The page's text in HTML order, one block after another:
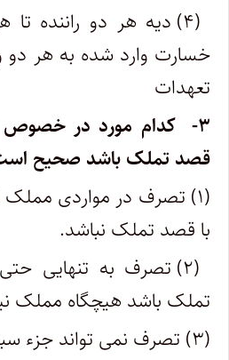
(۴) دیه هر دو راننده
خسارت وارد شده به هر دو
تعهدات
۳- کدام مورد در خصوص
قصد تملک باشد صحیح
(۱) تصرف در مواردی
با قصد تملک نباشد.
(۲) تصرف به تنهایی
تملک باشد هیچگاه مملک
(۳) تصرف نمی تواند جزء سبب مملک باشد.